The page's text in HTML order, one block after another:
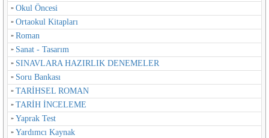
Okul Öncesi
Ortaokul Kitapları
Roman
Sanat - Tasarım
SINAVLARA HAZIRLIK DENEMELER
Soru Bankası
TARİHSEL ROMAN
TARİH İNCELEME
Yaprak Test
Yardımcı Kaynak